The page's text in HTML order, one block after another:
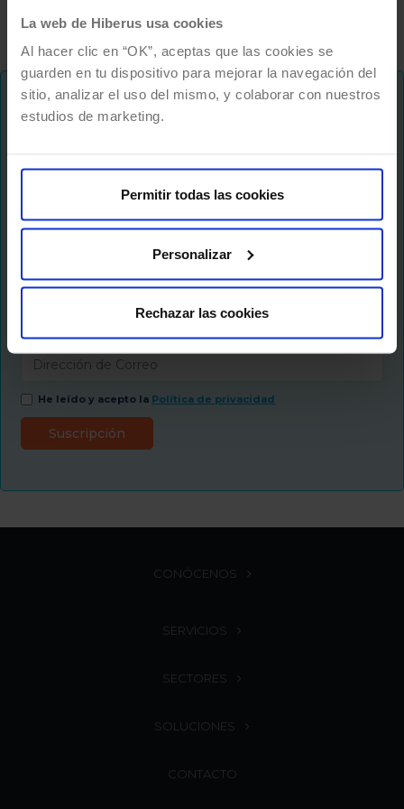
La web de Hiberus usa cookies
Al hacer clic en “OK”, aceptas que las cookies se
guarden en tu dispositivo para mejorar la navegación del
sitio, analizar el uso del mismo, y colaborar con nuestros
estudios de marketing.
Permitir todas las cookies
Personalizar
Rechazar las cookies
¡No te pierdas nada!
cosas más..
Newsletter
He leído y acepto la Política de privacidad
CONÓCENOS
SERVICIOS
SECTORES
SOLUCIONES
CONTACTO